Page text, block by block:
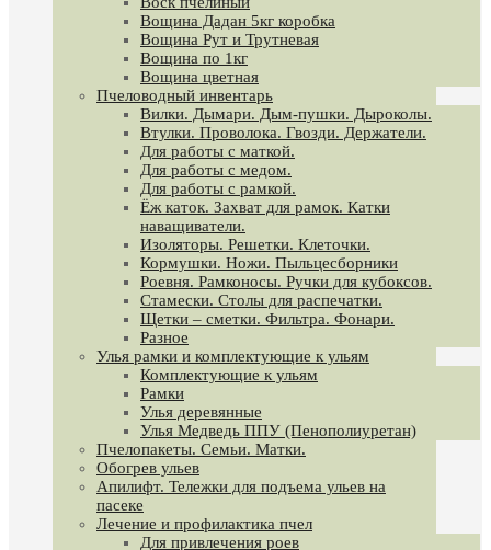
Вощина Дадан 5кг коробка
Вощина Рут и Трутневая
Вощина по 1кг
Вощина цветная
Пчеловодный инвентарь
Вилки. Дымари. Дым-пушки. Дыроколы.
Втулки. Проволока. Гвозди. Держатели.
Для работы с маткой.
Для работы с медом.
Для работы с рамкой.
Ёж каток. Захват для рамок. Катки
наващиватели.
Изоляторы. Решетки. Клеточки.
Кормушки. Ножи. Пыльцесборники
Роевня. Рамконосы. Ручки для кубоксов.
Стамески. Столы для распечатки.
Щетки – сметки. Фильтра. Фонари.
Разное
Улья рамки и комплектующие к ульям
Комплектующие к ульям
Рамки
Улья деревянные
Улья Медведь ППУ (Пенополиуретан)
Пчелопакеты. Семьи. Матки.
Обогрев ульев
Апилифт. Тележки для подъема ульев на
пасеке
Лечение и профилактика пчел
Для привлечения роев